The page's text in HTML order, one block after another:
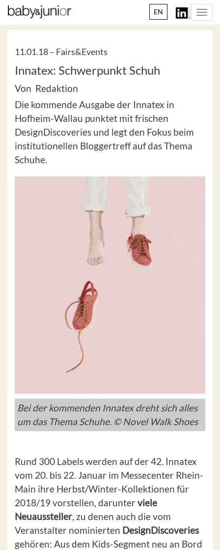
EN
11.01.18 – Fairs&Events
Innatex: Schwerpunkt Schuh
Von Redaktion
Die kommende Ausgabe der Innatex in
Hofheim-Wallau punktet mit frischen
DesignDiscoveries und legt den Fokus beim
institutionellen Bloggertreff auf das Thema
Schuhe.
Bei der kommenden Innatex dreht sich alles
um das Thema Schuhe. © Novel Walk Shoes
Rund 300 Labels werden auf der 42. Innatex
vom 20. bis 22. Januar im Messecenter Rhein-
Main ihre Herbst/Winter-Kollektionen für
2018/19 vorstellen, darunterviele
Neuaussteller, zu denen auch die vom
Veranstalter nominierten DesignDiscoveries
gehören: Aus dem Kids-Segment neu an Bord